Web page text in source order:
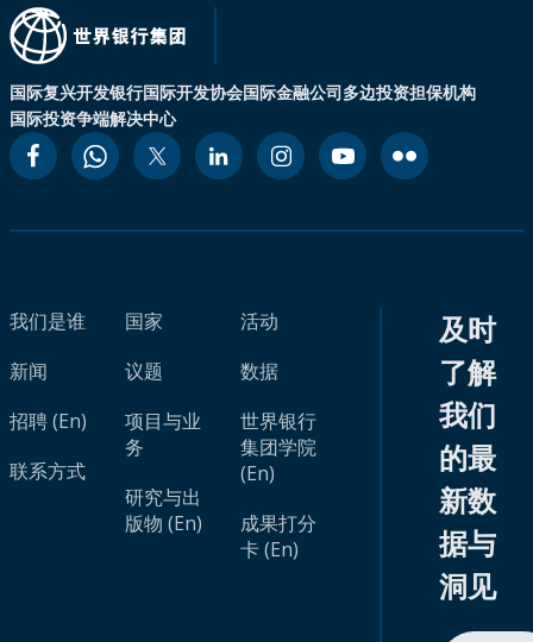
国际复兴开发银行国际开发协会国际金融公司多边投资担保机构
国际投资争端解决中心
我们是谁
新闻
招聘 (En)
联系方式
国家
议题
项目与业
务
研究与出
版物 (En)
活动
数据
世界银行
集团学院
(En)
成果打分
卡 (En)
及时
了解
我们
的最
新数
据与
洞见